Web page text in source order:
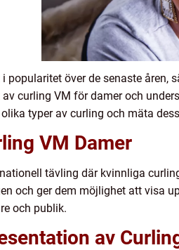
popularitet över de senaste
curling VM för damer och
typer av curling och mäta
VM Damer
tävling där kvinnliga
och ger dem möjlighet att visa
och publik.
av